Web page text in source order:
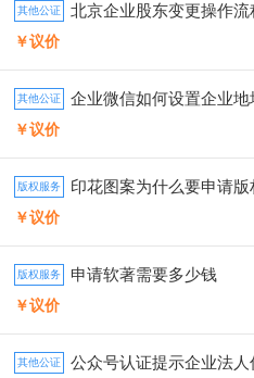
其他公证 北京企业股东变更操作流
￥议价
其他公证 企业微信如何设置企业地
￥议价
版权服务 印花图案为什么要申请版
￥议价
版权服务 申请软著需要多少钱
￥议价
其他公证 公众号认证提示企业法人信